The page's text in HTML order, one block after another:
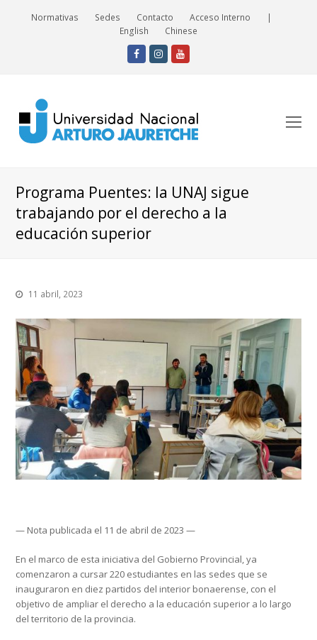
Normativas Sedes Contacto Acceso Interno
|
English
Chinese
Facebook
Instagram
Youtube
Programa Puentes: la UNAJ sigue
trabajando por el derecho a la
educación superior
11 abril, 2023
— Nota publicada el 11 de abril de 2023 —
En el marco de esta iniciativa del Gobierno Provincial, ya
comenzaron a cursar 220 estudiantes en las sedes que se
inauguraron en diez partidos del interior bonaerense, con el
objetivo de ampliar el derecho a la educación superior a lo largo
del territorio de la provincia.